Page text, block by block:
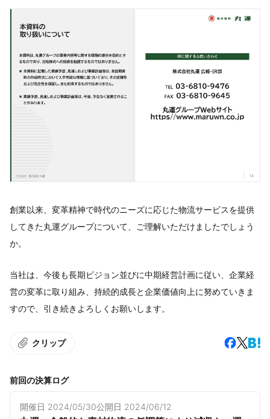
創業以来、変革精神で時代のニーズに応じた物流サービスを提供
してきた丸運グループについて、ご理解いただけましたでしょう
か。
当社は、今後も長期ビジョン並びに中期経営計画に従い、企業経
営の変革に取り組み、持続的成長と企業価値向上に努めていきま
すので、引き続きよろしくお願いします。
クリップ
前回の決算ログ
開催日 2024/05/30公開日 2024/06/12